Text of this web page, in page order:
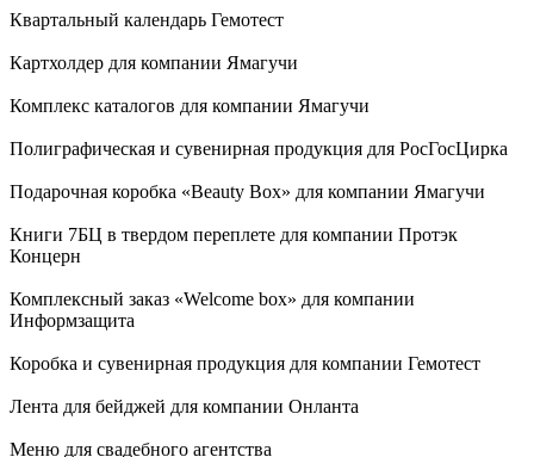
Квартальный календарь Гемотест
Картхолдер для компании Ямагучи
Комплекс каталогов для компании Ямагучи
Полиграфическая и сувенирная продукция для РосГосЦирка
Подарочная коробка «Beauty Box» для компании Ямагучи
Книги 7БЦ в твердом переплете для компании Протэк
Концерн
Комплексный заказ «Welcome box» для компании
Информзащита
Коробка и сувенирная продукция для компании Гемотест
Лента для бейджей для компании Онланта
Меню для свадебного агентства